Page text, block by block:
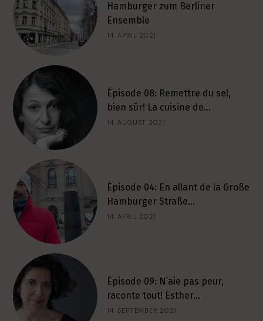
Hamburger zum Berliner
Ensemble
14. APRIL 2021
Épisode 08: Remettre du sel,
bien sûr! La cuisine de…
14. AUGUST 2021
Épisode 04: En allant de la Große
Hamburger Straße…
14. APRIL 2021
Épisode 09: N’aie pas peur,
raconte tout! Esther…
14. SEPTEMBER 2021